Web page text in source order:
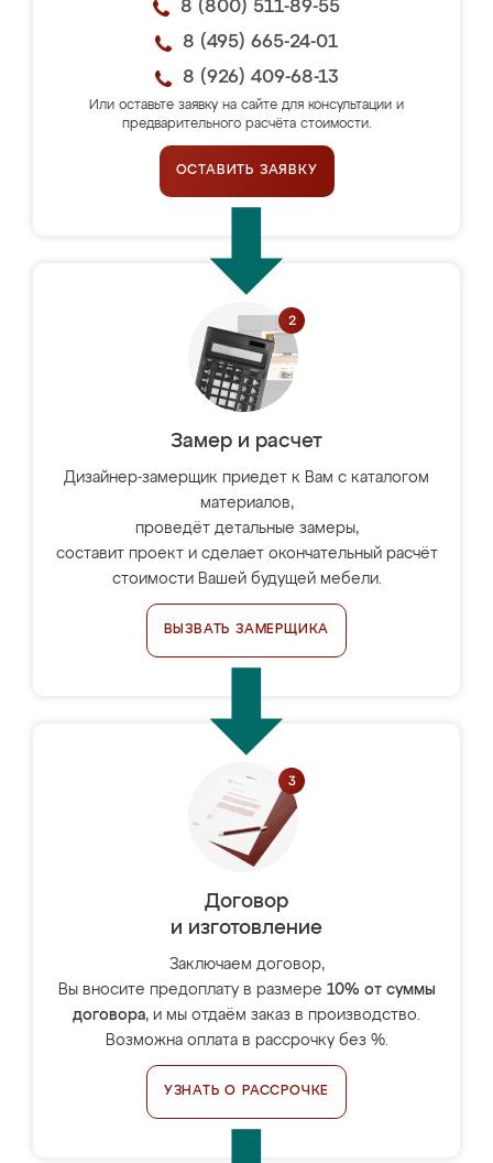
8 (800) 511-89-55
8 (495) 665-24-01
8 (926) 409-68-13
Или оставьте заявку на сайте для консультации и
предварительного расчёта стоимости.
ОСТАВИТЬ ЗАЯВКУ
Замер и расчет
Дизайнер-замерщик приедет к Вам с каталогом
материалов,
проведёт детальные замеры,
составит проект и сделает окончательный расчёт
стоимости Вашей будущей мебели.
ВЫЗВАТЬ ЗАМЕРЩИКА
Договор
и изготовление
Заключаем договор,
Вы вносите предоплату в размере 10% от суммы
договора, и мы отдаём заказ в производство.
Возможна оплата в рассрочку без %.
УЗНАТЬ О РАССРОЧКЕ